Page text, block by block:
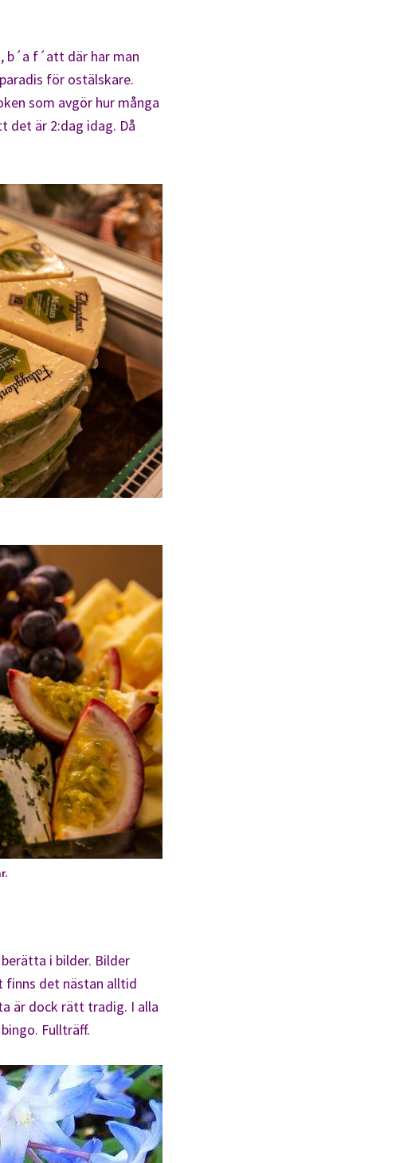
b´a f´att där har man
för ostälskare.
som avgör hur många
det är 2:dag idag. Då
i bilder. Bilder
finns det nästan alltid
är dock rätt tradig. I alla
Fullträff.